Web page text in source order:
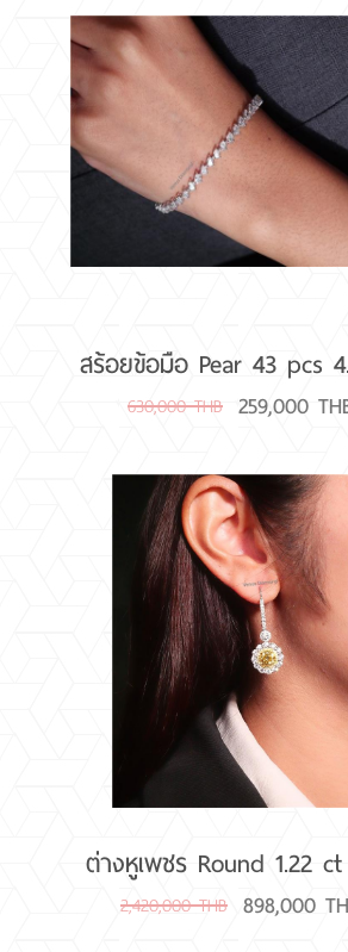
สร้อยข้อมือ Pear 43 pcs
630,000 THB 259,000
ต่างหูเพชร Round 1.22
2,420,000 THB 898,000